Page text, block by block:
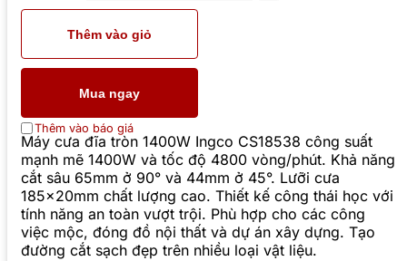
Thêm vào giỏ
Mua ngay
Thêm vào báo giá
Máy cưa đĩa tròn 1400W Ingco CS18538 công suất
mạnh mẽ 1400W và tốc độ 4800 vòng/phút. Khả năng
cắt sâu 65mm ở 90° và 44mm ở 45°. Lưỡi cưa
185x20mm chất lượng cao. Thiết kế công thái học với
tính năng an toàn vượt trội. Phù hợp cho các công
việc mộc, đóng đồ nội thất và dự án xây dựng. Tạo
đường cắt sạch đẹp trên nhiều loại vật liệu.